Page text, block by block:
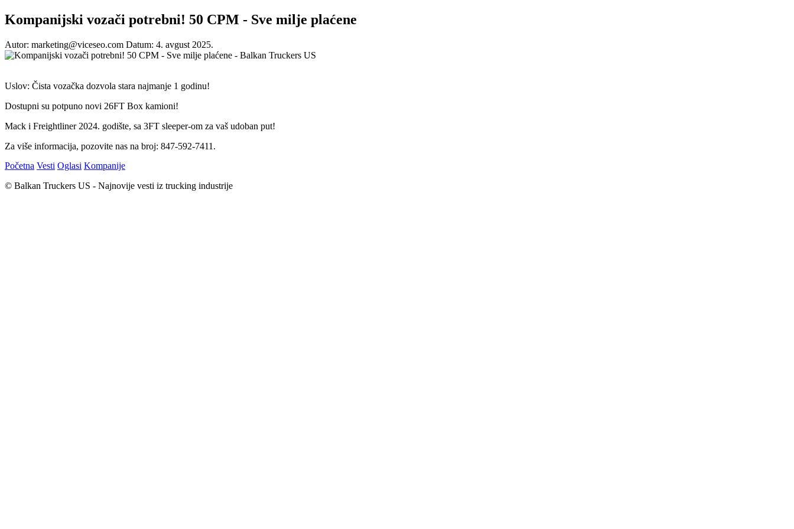
Kompanijski vozači potrebni! 50 CPM - Sve milje plaćene
Autor: marketing@viceseo.com Datum: 4. avgust 2025.
Uslov: Čista vozačka dozvola stara najmanje 1 godinu!
Dostupni su potpuno novi 26FT Box kamioni!
Mack i Freightliner 2024. godište, sa 3FT sleeper-om za vaš udoban put!
Za više informacija, pozovite nas na broj: 847-592-7411.
Početna Vesti Oglasi Kompanije
© Balkan Truckers US - Najnovije vesti iz trucking industrije